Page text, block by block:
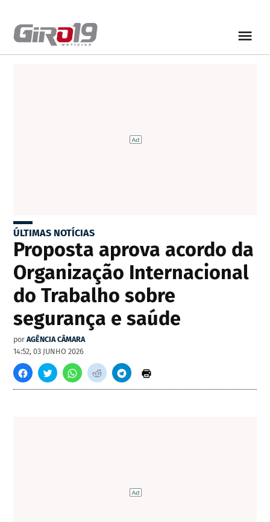
ÚLTIMAS NOTÍCIAS
Proposta aprova acordo da
Organização Internacional
do Trabalho sobre
segurança e saúde
por AGÊNCIA CÂMARA
14:52, 03 JUNHO 2026